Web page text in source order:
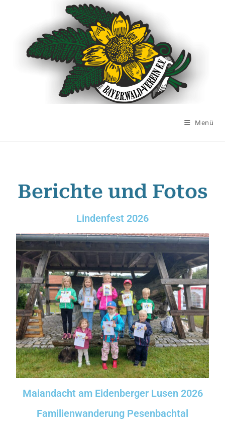
Menü
Berichte und Fotos
Lindenfest 2026
Maiandacht am Eidenberger Lusen 2026
Familienwanderung Pesenbachtal